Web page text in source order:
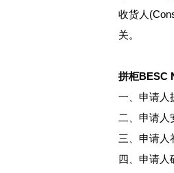
收货人
关。
拼柜BESC
一、申请人
二、申请人
三、申请人
四、申请人